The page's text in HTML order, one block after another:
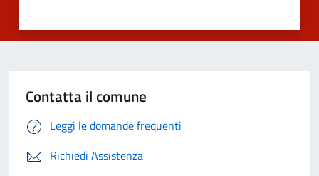
Contatta il comune
Leggi le domande frequenti
Richiedi Assistenza